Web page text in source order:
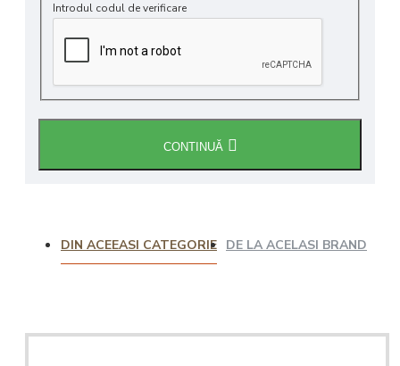
Introdul codul de verificare
CONTINUĂ
DIN ACEEASI CATEGORIE DE LA ACELASI BRAND